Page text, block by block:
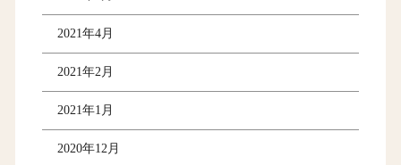
2021年4月
2021年2月
2021年1月
2020年12月